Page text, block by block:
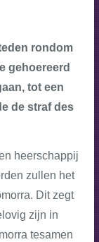
rondom
gehoereerd
tot een
de straf des
heerschappij
zullen het
Dit zegt
zijn in
tesamen